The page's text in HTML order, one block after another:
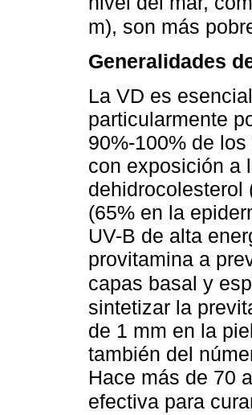
m), son más
Generalidades
La VD es
particularmente
90%-100% de
con exposición a
dehidrocolesterol
(65% en la
UV-B de alta
provitamina a
capas basal y
sintetizar la
de 1 mm en la
también del
Hace más de 70
efectiva para